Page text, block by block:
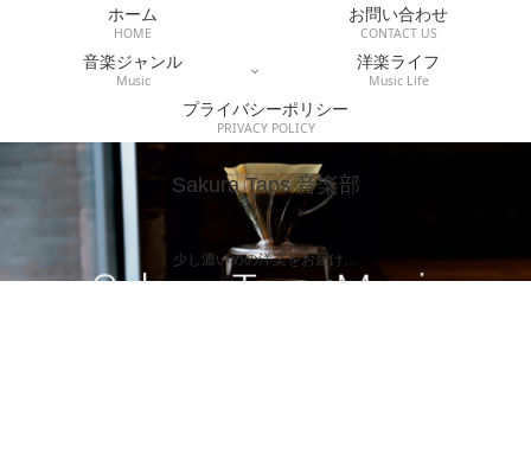
Sakura Taps 音楽部
少し濃いめの洋楽をお届け…
ホーム
HOME
お問い合わせ
CONTACT US
音楽ジャンル
Music
洋楽ライフ
Music Life
プライバシーポリシー
PRIVACY POLICY